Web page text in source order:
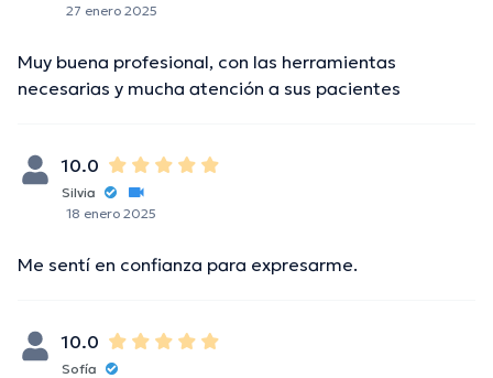
27 enero 2025
Muy buena profesional, con las herramientas
necesarias y mucha atención a sus pacientes
10.0
Silvia
18 enero 2025
Me sentí en confianza para expresarme.
10.0
Sofía